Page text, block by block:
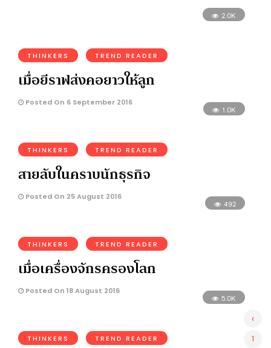
2.0K
THINKERS TREND READER
เมื่อยีราฟส่งคอยาวให้ลูก
Posted On 6 September 2016
1.0K
THINKERS TREND READER
สายลับในคราบนักธุรกิจ
Posted On 25 August 2016
492
THINKERS TREND READER
เมื่อเครื่องจักรครองโลก
Posted On 18 August 2016
5.0K
THINKERS TREND READER
‹
1